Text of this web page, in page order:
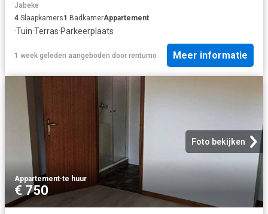
Jabeke
4 Slaapkamers1 BadkamerAppartement
·Tuin·Terras·Parkeerplaats
1 week geleden aangeboden door rentumo Meer informatie
Foto bekijken
Appartement·te huur
€ 750